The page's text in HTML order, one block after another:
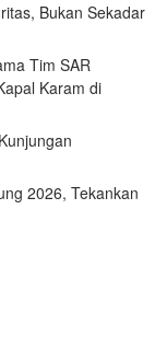
Bukan Sekadar
Tim SAR
Karam di
2026, Tekankan